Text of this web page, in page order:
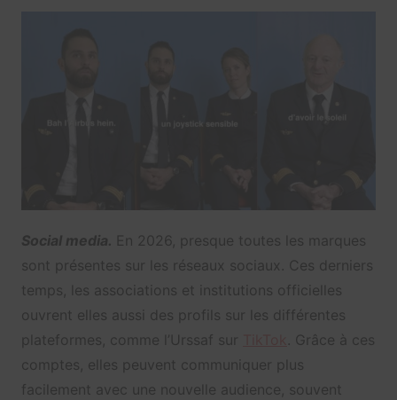
Social media. En 2026, presque toutes les marques
sont présentes sur les réseaux sociaux. Ces derniers
temps, les associations et institutions officielles
ouvrent elles aussi des profils sur les différentes
plateformes, comme l’Urssaf sur
. Grâce à ces
comptes, elles peuvent communiquer plus
facilement avec une nouvelle audience, souvent